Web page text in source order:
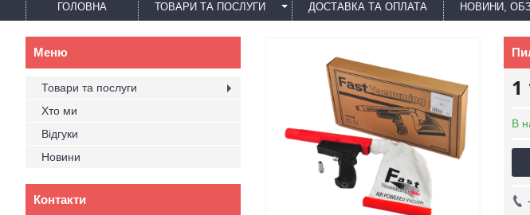
ГОЛОВНА ТОВАРИ ТА ПОСЛУГИ ДОСТАВКА ТА ОПЛАТА НОВИНИ,
1
В
Товари та послуги
Хто ми
Відгуки
Новини
Контакти